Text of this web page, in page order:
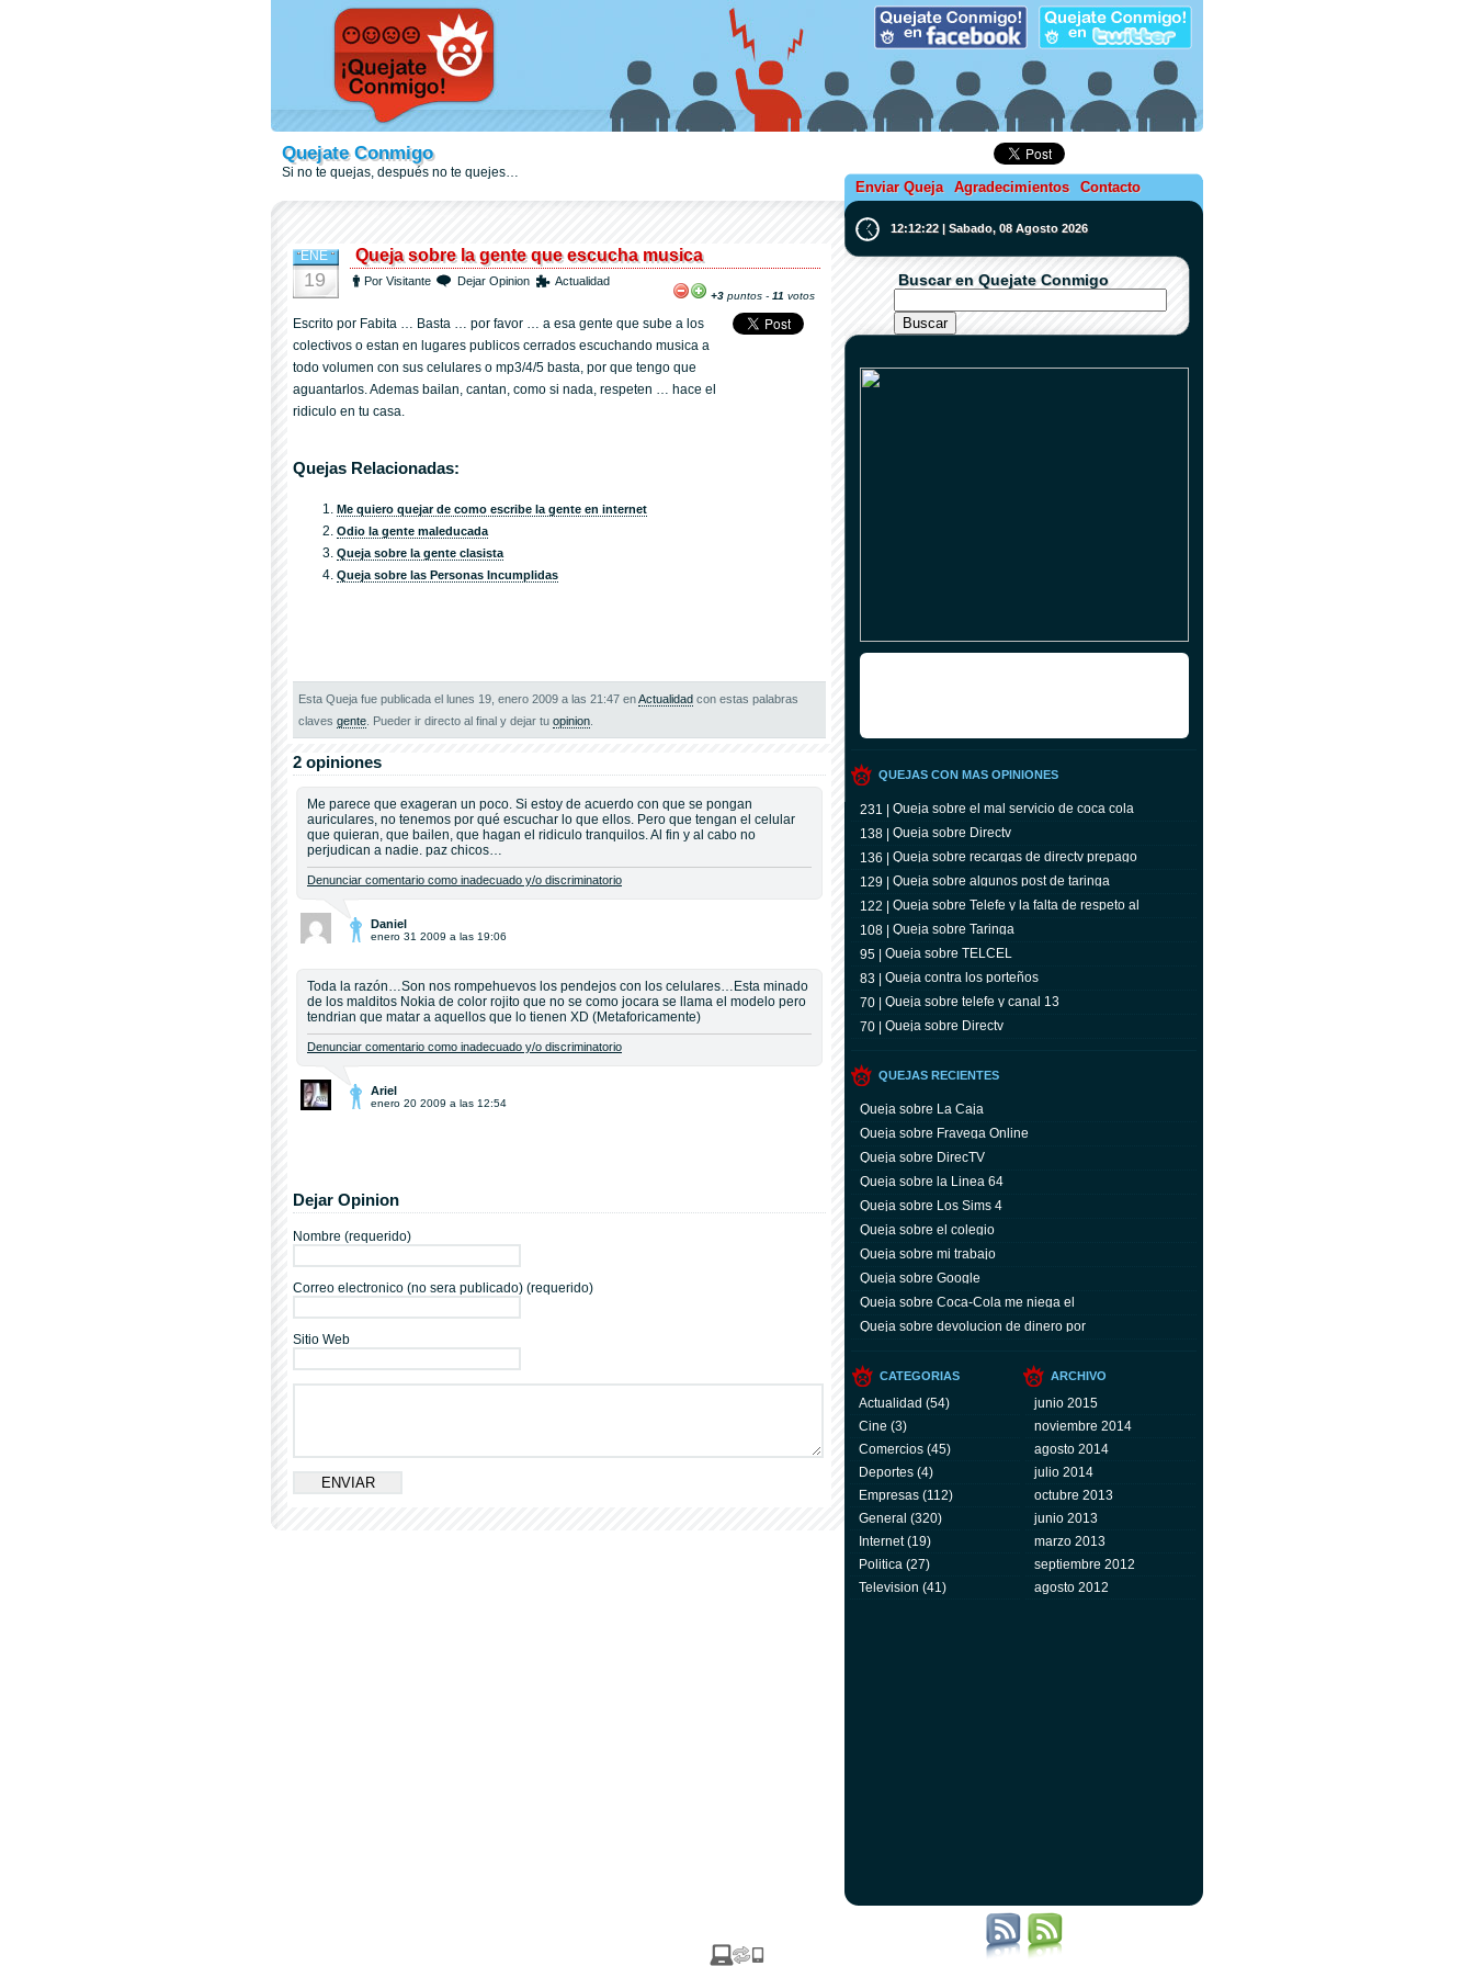
Quejate Conmigo
Si no te quejas, después no te quejes…
Enviar Queja Agradecimientos Contacto
ENE
19
Queja sobre la gente que escucha musica
Por Visitante Dejar Opinion Actualidad
+3 puntos - 11 votos
Escrito por Fabita … Basta … por favor … a esa gente que sube a los
colectivos o estan en lugares publicos cerrados escuchando musica a
todo volumen con sus celulares o mp3/4/5 basta, por que tengo que
aguantarlos. Ademas bailan, cantan, como si nada, respeten … hace el
ridiculo en tu casa.
Quejas Relacionadas:
Me quiero quejar de como escribe la gente en internet
Odio la gente maleducada
Queja sobre la gente clasista
Queja sobre las Personas Incumplidas
Esta Queja fue publicada el lunes 19, enero 2009 a las 21:47 enActualidad con estas palabras
claves gente . Pueder ir directo al final y dejar tu opinion
2 opiniones
Me parece que exageran un poco. Si estoy de acuerdo con que se pongan
auriculares, no tenemos por qué escuchar lo que ellos. Pero que tengan el celular
que quieran, que bailen, que hagan el ridiculo tranquilos. Al fin y al cabo no
perjudican a nadie. paz chicos…
Denunciar comentario como inadecuado y/o discriminatorio
Daniel
enero 31 2009 a las 19:06
Toda la razón…Son nos rompehuevos los pendejos con los celulares…Esta minado
de los malditos Nokia de color rojito que no se como jocara se llama el modelo pero
tendrian que matar a aquellos que lo tienen XD (Metaforicamente)
Denunciar comentario como inadecuado y/o discriminatorio
Ariel
enero 20 2009 a las 12:54
Dejar Opinion
Nombre (requerido)
Correo electronico (no sera publicado) (requerido)
Sitio Web
12:12:22 | Sabado, 08 Agosto 2026
Buscar en Quejate Conmigo
QUEJAS CON MAS OPINIONES
231 | Queja sobre el mal servicio de coca cola
138 | Queja sobre Directv
136 | Queja sobre recargas de directv prepago
129 | Queja sobre algunos post de taringa
122 | Queja sobre Telefe y la falta de respeto al
televidente
108 | Queja sobre Taringa
95 | Queja sobre TELCEL
83 | Queja contra los porteños
70 | Queja sobre telefe y canal 13
70 | Queja sobre Directv
QUEJAS RECIENTES
Queja sobre La Caja
Queja sobre Fravega Online
Queja sobre DirecTV
Queja sobre la Linea 64
Queja sobre Los Sims 4
Queja sobre el colegio
Queja sobre mi trabajo
Queja sobre Google
Queja sobre Coca-Cola me niega el
servicio y facturas
Queja sobre devolucion de dinero por
CATEGORIAS ARCHIVO
Actualidad (54)
Cine (3)
Comercios (45)
Deportes (4)
Empresas (112)
General (320)
Internet(19)
Politica (27)
Television (41)
junio 2015
noviembre 2014
agosto 2014
julio 2014
octubre 2013
junio 2013
marzo 2013
septiembre 2012
agosto 2012